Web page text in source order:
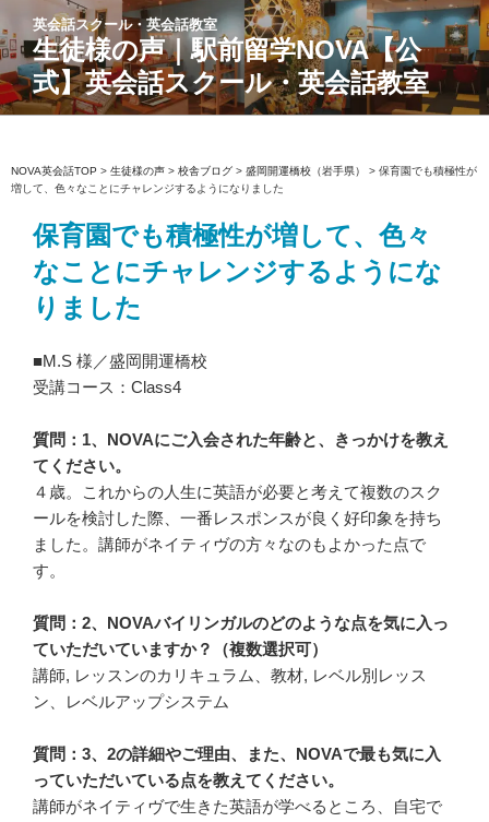
ン
テ
ン
ツ
ス
キ
英会話スクール・英会話教室
生徒様の声｜駅前留学NOVA【公
式】英会話スクール・英会話教室
NOVA英会話TOP > 生徒様の声 > 校舎ブログ > 盛岡開運橋校（岩手県） > 保育園でも積極性が
増して、色々なことにチャレンジするようになりました
保育園でも積極性が増して、色々
なことにチャレンジするようにな
りました
■M.S 様／盛岡開運橋校
受講コース：Class4
質問：1、NOVAにご入会された年齢と、きっかけを教え
てください。
４歳。これからの人生に英語が必要と考えて複数のスク
ールを検討した際、一番レスポンスが良く好印象を持ち
ました。講師がネイティヴの方々なのもよかった点で
す。
質問：2、NOVAバイリンガルのどのような点を気に入っ
ていただいていますか？（複数選択可）
講師, レッスンのカリキュラム、教材, レベル別レッス
ン、レベルアップシステム
質問：3、2の詳細やご理由、また、NOVAで最も気に入
っていただいている点を教えてください。
講師がネイティヴで生きた英語が学べるところ、自宅で